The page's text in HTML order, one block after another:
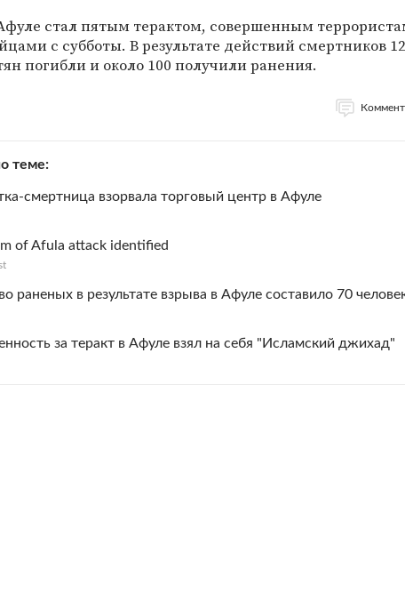
стал пятым терактом, совершенным
с субботы. В результате действий смертников 12
погибли и около 100 получили ранения.
теме
смертница взорвала торговый центр в Афуле
of Afula attack identified
раненых в результате взрыва в Афуле составило 70
за теракт в Афуле взял на себя "Исламский джихад"